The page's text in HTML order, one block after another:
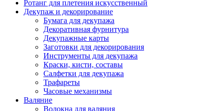
Ротанг для плетения искусственный
Декупаж и декорирование
Бумага для декупажа
Декоративная фурнитура
Декупажные карты
Заготовки для декорирования
Инструменты для декупажа
Краски, кисти, составы
Салфетки для декупажа
Трафареты
Часовые механизмы
Валяние
Волокна для валяния